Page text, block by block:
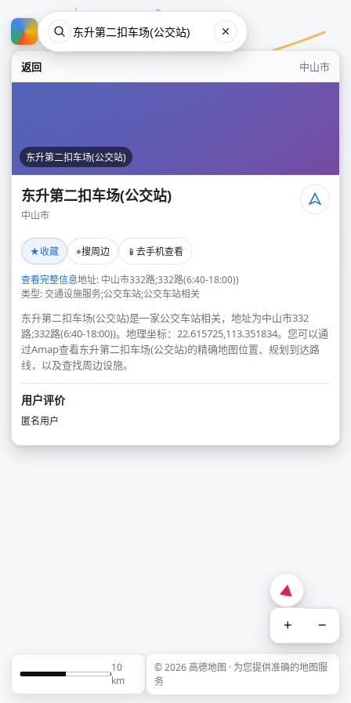
返回 中山市
东升第二扣车场(公交站)
东升第二扣车场(公交站)
中山市
★收藏 ⌖搜周边 📱 去手机查看
查看完整信息地址: 中山市332路;332路(6:40-18:00))
类型: 交通设施服务;公交车站;公交车站相关
东升第二扣车场(公交站)是一家公交车站相关，地址为中山市332
路;332路(6:40-18:00))。地理坐标：22.615725,113.351834。您可以通
过Amap查看东升第二扣车场(公交站)的精确地图位置、规划到达路
线，以及查找周边设施。
用户评价
匿名用户
+ −
10
km
© 2026 高德地图 · 为您提供准确的地图服
务